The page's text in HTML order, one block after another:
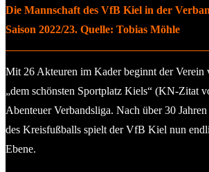
Die Mannschaft des VfB Kiel in der
Saison 2022/23. Quelle: Tobias Möhle
Mit 26 Akteuren im Kader beginnt der Verein
„dem schönsten Sportplatz Kiels“ (KN-Zitat
Abenteuer Verbandsliga. Nach über 30
des Kreisfußballs spielt der VfB Kiel nun
Ebene.